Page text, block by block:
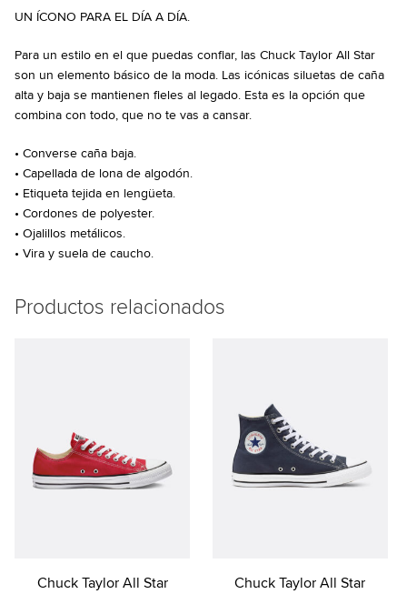
UN ÍCONO PARA EL DÍA A DÍA.
Para un estilo en el que puedas confiar, las Chuck Taylor All Star
son un elemento básico de la moda. Las icónicas siluetas de caña
alta y baja se mantienen fieles al legado. Esta es la opción que
combina con todo, que no te vas a cansar.
• Converse caña baja.
• Capellada de lona de algodón.
• Etiqueta tejida en lengüeta.
• Cordones de polyester.
• Ojalillos metálicos.
• Vira y suela de caucho.
Productos relacionados
Chuck Taylor All Star Chuck Taylor All Star